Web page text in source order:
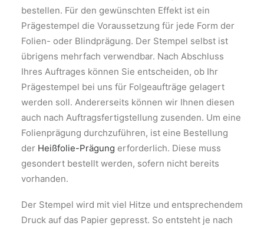
bestellen. Für den gewünschten Effekt ist ein
Prägestempel die Voraussetzung für jede Form der
Folien- oder Blindprägung. Der Stempel selbst ist
übrigens mehrfach verwendbar. Nach Abschluss
Ihres Auftrages können Sie entscheiden, ob Ihr
Prägestempel bei uns für Folgeaufträge gelagert
werden soll. Andererseits können wir Ihnen diesen
auch nach Auftragsfertigstellung zusenden. Um eine
Folienprägung durchzuführen, ist eine Bestellung
der Heißfolie-Prägung erforderlich. Diese muss
gesondert bestellt werden, sofern nicht bereits
vorhanden.
Der Stempel wird mit viel Hitze und entsprechendem
Druck auf das Papier gepresst. So entsteht je nach